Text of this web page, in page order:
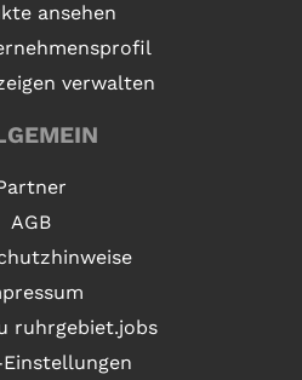
ansehen
verwalten
AGB
ruhrgebiet.jobs